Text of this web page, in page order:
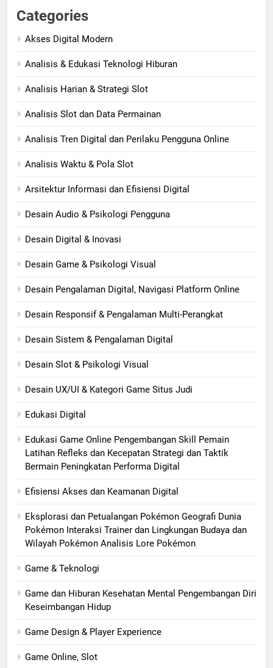
Categories
Akses Digital Modern
Analisis & Edukasi Teknologi Hiburan
Analisis Harian & Strategi Slot
Analisis Slot dan Data Permainan
Analisis Tren Digital dan Perilaku Pengguna Online
Analisis Waktu & Pola Slot
Arsitektur Informasi dan Efisiensi Digital
Desain Audio & Psikologi Pengguna
Desain Digital & Inovasi
Desain Game & Psikologi Visual
Desain Pengalaman Digital, Navigasi Platform Online
Desain Responsif & Pengalaman Multi-Perangkat
Desain Sistem & Pengalaman Digital
Desain Slot & Psikologi Visual
Desain UX/UI & Kategori Game Situs Judi
Edukasi Digital
Edukasi Game Online Pengembangan Skill Pemain
Latihan Refleks dan Kecepatan Strategi dan Taktik
Bermain Peningkatan Performa Digital
Efisiensi Akses dan Keamanan Digital
Eksplorasi dan Petualangan Pokémon Geografi Dunia
Pokémon Interaksi Trainer dan Lingkungan Budaya dan
Wilayah Pokémon Analisis Lore Pokémon
Game & Teknologi
Game dan Hiburan Kesehatan Mental Pengembangan Diri
Keseimbangan Hidup
Game Design & Player Experience
Game Online, Slot